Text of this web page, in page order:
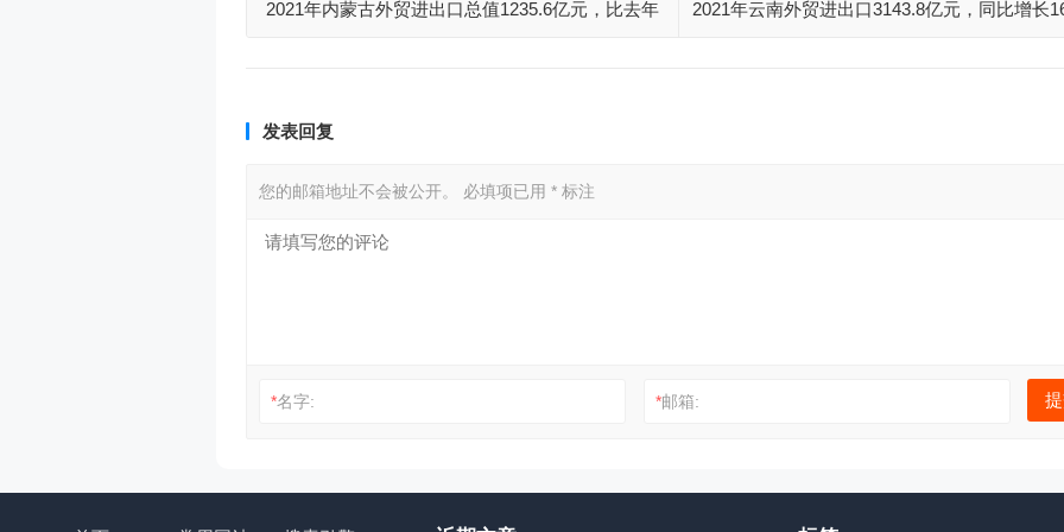
2021年内蒙古外贸进出口总值1235.6亿元，比去年
2021年云南外贸进出口3143.8亿元，同比增长
发表回复
您的邮箱地址不会被公开。 必填项已用 * 标注
*名字: *邮箱: